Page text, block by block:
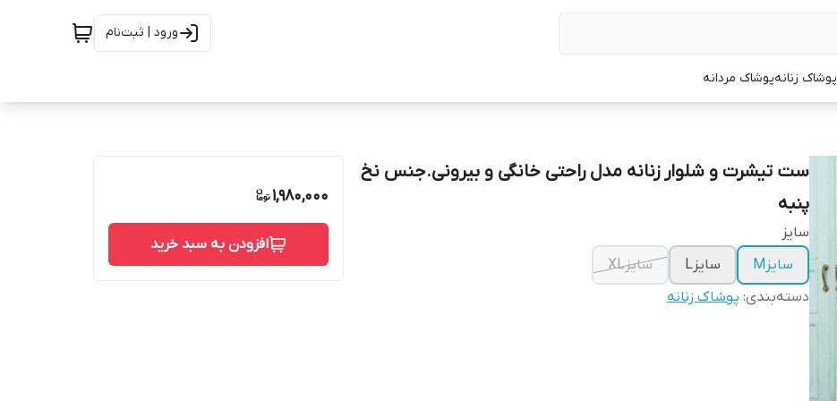
ورود | ثبت‌نام
پوشاک زنانهپوشاک مردانه
ست تیشرت و شلوار زنانه مدل راحتی خانگی و بیرونی.جنس نخ
پنبه
سایز
سایزM
سایزL
سایزXL
دسته‌بندی: پوشاک زنانه
1,980,000
افزودن به سبد خرید